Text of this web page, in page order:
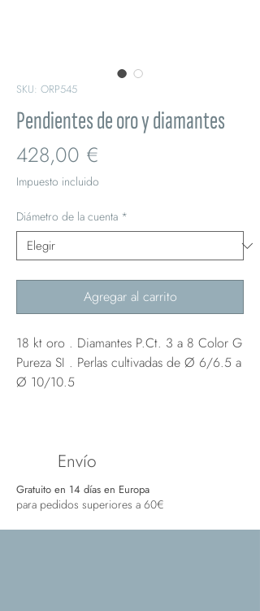
SKU: ORP545
Pendientes de oro y diamantes
428,00 €
Impuesto incluido
Diámetro de la cuenta *
Agregar al carrito
18 kt oro . Diamantes P.Ct. 3 a 8 Color G
Pureza SI . Perlas cultivadas de Ø 6/6.5 a
Ø 10/10.5
Envío
Gratuito en 14 días en Europa
para pedidos superiores a 60€